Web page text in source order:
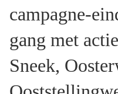
campagne-
gang met
Sneek,